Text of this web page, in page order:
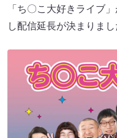
「ち〇こ大好きライブ
し配信延長が決まりまし